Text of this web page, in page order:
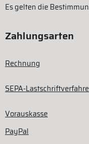
Es gelten die
Zahlungsarten
Rechnung
SEPA-
Vorauskasse
PayPal